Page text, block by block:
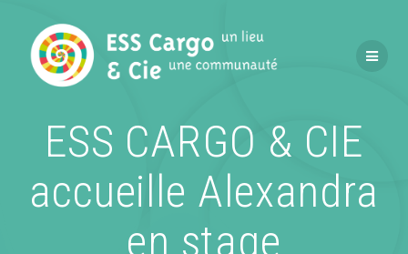
contenu
ESS CARGO & CIE
accueille Alexandra
en stage